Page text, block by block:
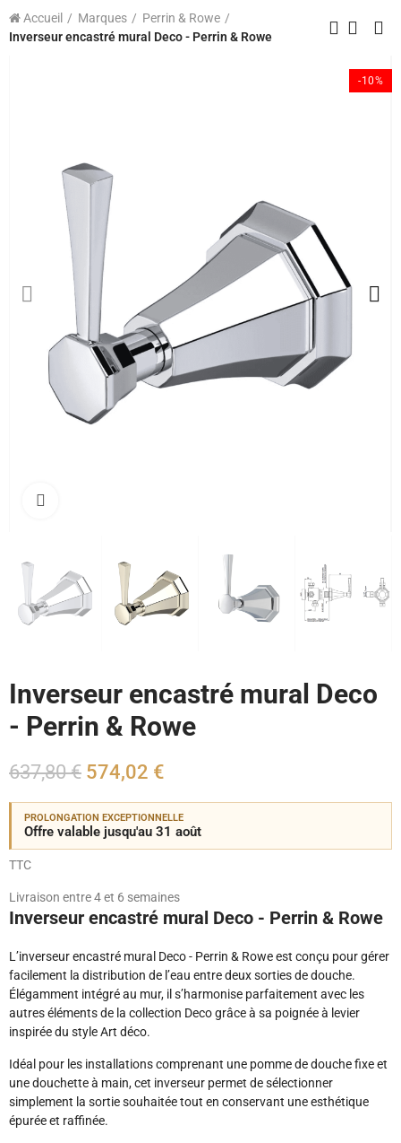
Accueil Marques
Perrin & Rowe
Inverseur encastré mural Deco - Perrin & Rowe
-10%
Inverseur encastré mural Deco
- Perrin & Rowe
637,80 € 574,02 €
PROLONGATION EXCEPTIONNELLE
Offre valable jusqu'au 31 août
TTC
Livraison entre 4 et 6 semaines
Inverseur encastré mural Deco - Perrin & Rowe
L’inverseur encastré mural Deco - Perrin & Rowe est conçu pour gérer
facilement la distribution de l’eau entre deux sorties de douche.
Élégamment intégré au mur, il s’harmonise parfaitement avec les
autres éléments de la collection Deco grâce à sa poignée à levier
inspirée du style Art déco.
Idéal pour les installations comprenant une pomme de douche fixe et
une douchette à main, cet inverseur permet de sélectionner
simplement la sortie souhaitée tout en conservant une esthétique
épurée et raffinée.